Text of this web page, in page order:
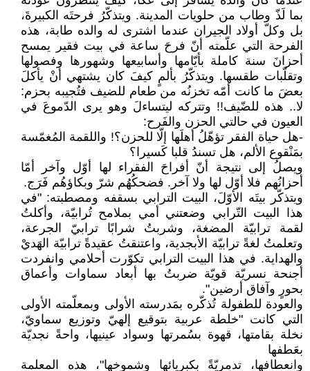
بما لَذّ وطاب من حلويات المدينة. ويتذكّرُ فرحتَه الكبيرةَ،
بل وكلّ أولاد الجيران عندما اشترى له والده طابة، هذه
الفرحة التي علّمته أنّ فرحَ ساعة في بيت فقير يمسح
أحزانَ سنة كاملة بأيّامها وأسابيعها وشهورها وفصولها
وتقلّبات طقسها. ويتذكّرُ بألمٍ كيفَ كان يشتهي أنْ يأكلَ
بعضَ ما كانت أمّه تخزنُه من طعام للضيف فتُجيبه بحزم:
لا.. هذه للضّيف!! وتتركه ليتساءلَ وهو يرى الدّموعَ في
العيون في حالتي الحزن والفَرح:
-هل حياة الفقر تؤهّلُ أهلَها إلّا للحزن؟! واللقمة المُغمّسة
بمَنْقوع الألم، هل تسندُ قلبا كَسيرا؟
ويصلُ إلى نتيجة أنّ أفراحَ الفقراء لها أوّل وآخر أمّا
أحزانُهم فلا أوّل لها ولا آخر. فضحكُهُم شرّ وبكاؤهُم فَرَج.
ويتذكّر بيتَه الأوّلَ، البيت الترابي بسقفه ومصطبته: "في
هذا البيت التّرابي وضعتني أمي بملامح تُرابيّة، وأكلتُ
لقمة ترابيّة المضغة، وشربتُ شرابًا ترابيّ الجرعة،
وتعلمتُ لغةً ترابيّة الأبجدية، واعتنقتُ عقيدةً ترابيّة الهَديْ
والهداية. في هذا البيت الترابي تكوّرت أحلامي وانفردت
أجنحة نسريّة قويّة ضربتُ بها أبعاد سماوات وأعماق
بحورٍ وآفاق أرضين".
والعودة للطفولة تُذكّره بمَدرسته الأولى وبمعلّمته الأولى
التي كانت "خلطة عربية بتوقيع إلهيّ وتوزيع سماويّ،
نخلة بقامتها، قهوة بسُمرتها وسواد عينيها، واحةً نجديّة
بعَطفها
وانعطافها، تدمريّةً بكبريائها وشموخها"، هذه المعلمة